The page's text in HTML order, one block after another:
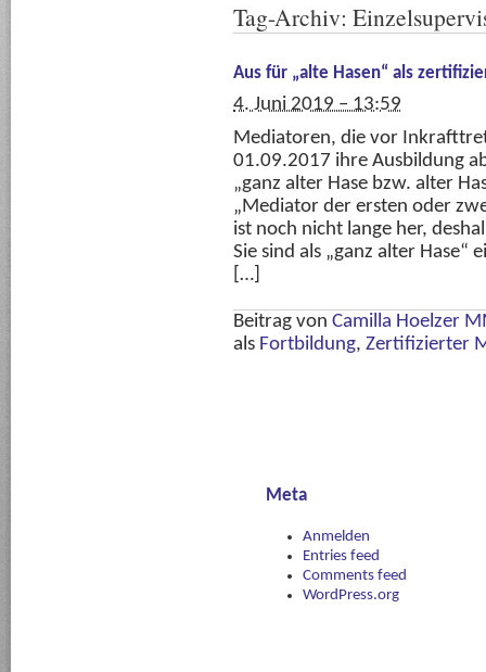
Tag-Archiv:
Aus für „alte Hasen“ als
4. Juni 2019 – 13:59
Mediatoren, die vor
01.09.2017 ihre Ausbildung
„ganz alter Hase bzw. alter
„Mediator der ersten oder
ist noch nicht lange her,
Sie sind als „ganz alter
[…]
Beitrag von Camilla Hoelzer
als Fortbildung, Zertifizierter
Meta
Anmelden
Entries feed
Comments feed
WordPress.org